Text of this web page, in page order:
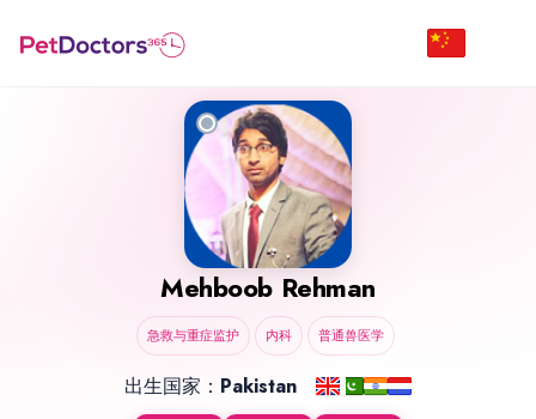
Mehboob Rehman
急救与重症监护 内科 普通兽医学
出生国家： Pakistan